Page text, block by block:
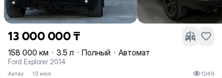
13 000 000 ₸
158 000 км · 3.5 л · Полный · Автомат
Ford Explorer 2014
Актау · 13 июл 1249